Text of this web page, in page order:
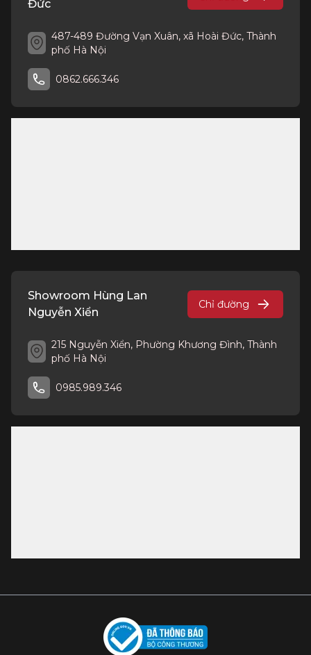
Đức
487-489 Đường Vạn Xuân, xã Hoài Đức, Thành
phố Hà Nội
0862.666.346
Showroom Hùng Lan
Nguyễn Xiển
Chỉ đường
215 Nguyễn Xiển, Phường Khương Đình, Thành
phố Hà Nội
0985.989.346